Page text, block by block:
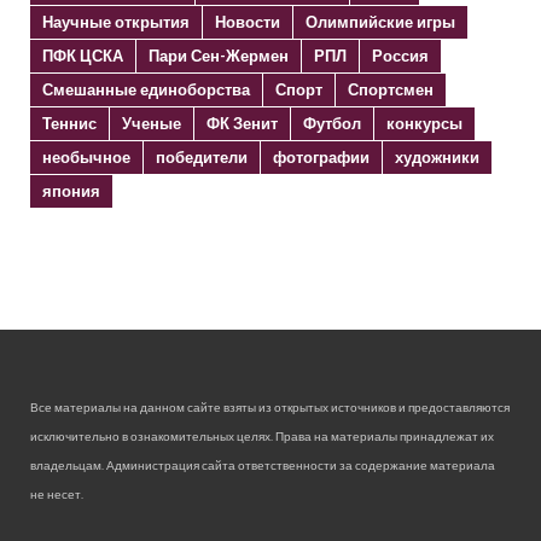
Научные открытия Новости
Олимпийские игры
ПФК ЦСКА
Пари Сен-Жермен РПЛ
Россия
Смешанные единоборства
Спорт
Спортсмен
Теннис
Ученые ФК Зенит Футбол
конкурсы
необычное
победители фотографии
художники
япония
Все материалы на данном сайте взяты из открытых источников и предоставляются
исключительно в ознакомительных целях. Права на материалы принадлежат их
владельцам. Администрация сайта ответственности за содержание материала
не несет.